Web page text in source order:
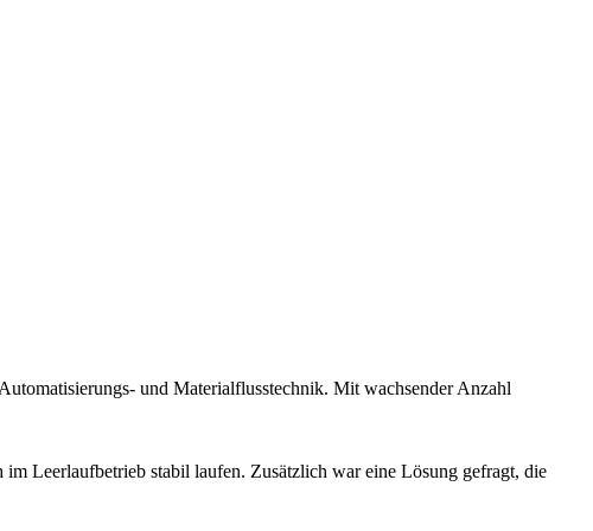
und Materialflusstechnik. Mit wachsender Anzahl
Leerlaufbetrieb stabil laufen. Zusätzlich war eine Lösung gefragt, die